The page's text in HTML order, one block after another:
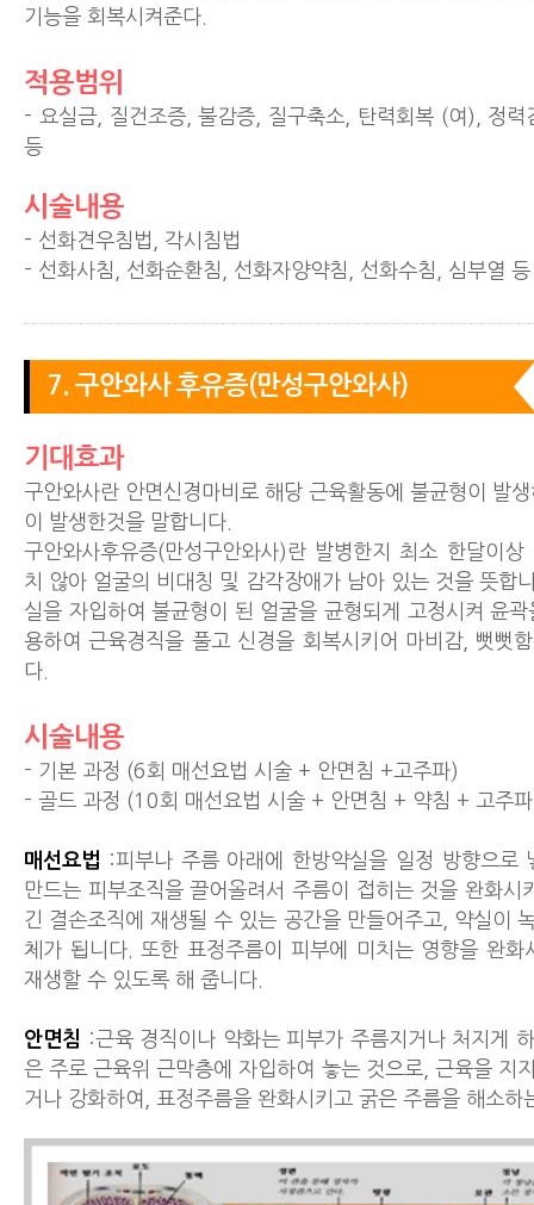
기능을 회복시켜준다.
적용범위
- 요실금, 질건조증, 불감증, 질구축소, 탄력회복 (여), 정
등
시술내용
- 선화견우침법, 각시침법
- 선화사침, 선화순환침, 선화자양약침, 선화수침, 심부열 등
7. 구안와사 후유증(만성구안와사)
기대효과
구안와사란 안면신경마비로 해당 근육활동에 불균형이 발
이 발생한것을 말합니다.
구안와사후유증(만성구안와사)란 발병한지 최소 한달이
치 않아 얼굴의 비대칭 및 감각장애가 남아 있는 것을 뜻합
실을 자입하여 불균형이 된 얼굴을 균형되게 고정시켜 윤
용하여 근육경직을 풀고 신경을 회복시키어 마비감, 뻣뻣
다.
시술내용
- 기본 과정 (6회 매선요법 시술 + 안면침 +고주파)
- 골드 과정 (10회 매선요법 시술 + 안면침 + 약침 + 고주
매선요법 :피부나 주름 아래에 한방약실을 일정 방향으로
만드는 피부조직을 끌어올려서 주름이 접히는 것을 완화시
긴 결손조직에 재생될 수 있는 공간을 만들어주고, 약실이
체가 됩니다. 또한 표정주름이 피부에 미치는 영향을 완화
재생할 수 있도록 해 줍니다.
안면침 :근육 경직이나 약화는 피부가 주름지거나 처지게
은 주로 근육위 근막층에 자입하여 놓는 것으로, 근육을 지
거나 강화하여, 표정주름을 완화시키고 굵은 주름을 해소하